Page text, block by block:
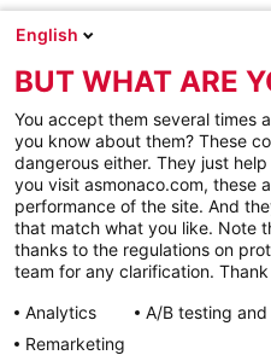
English
BUT WHAT ARE
You accept them several times
you know about them? These
dangerous either. They just
you visit asmonaco.com, these
performance of the site. And
that match what you like. Note
thanks to the regulations on
team for any clarification.
Analytics
A/B testing
Remarketing